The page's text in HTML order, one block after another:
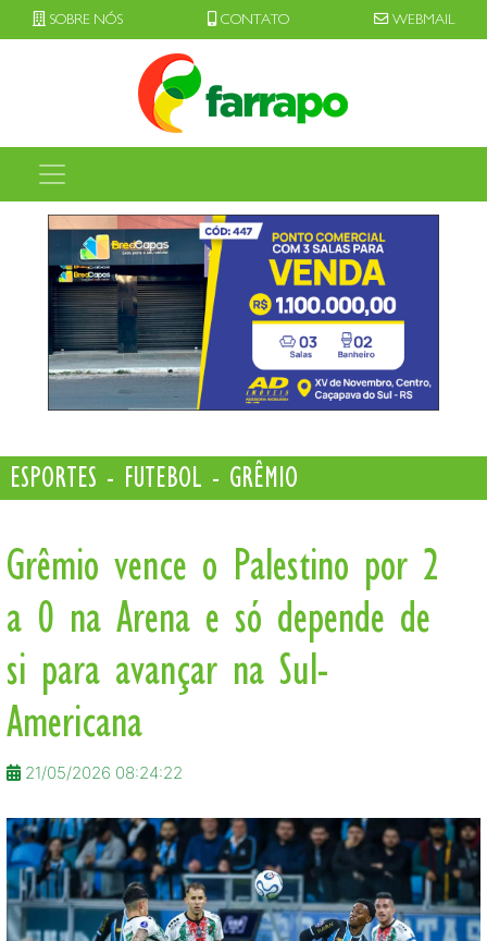
SOBRE NÓS CONTATO WEBMAIL
ESPORTES - FUTEBOL - GRÊMIO
Grêmio vence o Palestino por 2
a 0 na Arena e só depende de
si para avançar na Sul-
Americana
21/05/2026 08:24:22